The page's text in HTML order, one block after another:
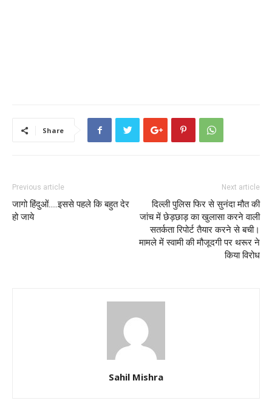
Share
Previous article
जागो हिंदुओं…..इससे पहले कि बहुत देर
हो जाये
Next article
दिल्ली पुलिस फिर से सुनंदा मौत की
जांच में छेड़छाड़ का खुलासा करने वाली
सतर्कता रिपोर्ट तैयार करने से बची।
मामले में स्वामी की मौजूदगी पर थरूर ने
किया विरोध
Sahil Mishra